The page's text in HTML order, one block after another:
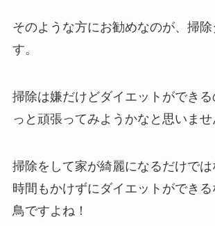
そのような方にお勧めなのが、掃
す。
掃除は嫌だけどダイエットができる
っと頑張ってみようかなと思いませ
掃除をして家が綺麗になるだけでは
時間もかけずにダイエットができ
鳥ですよね！